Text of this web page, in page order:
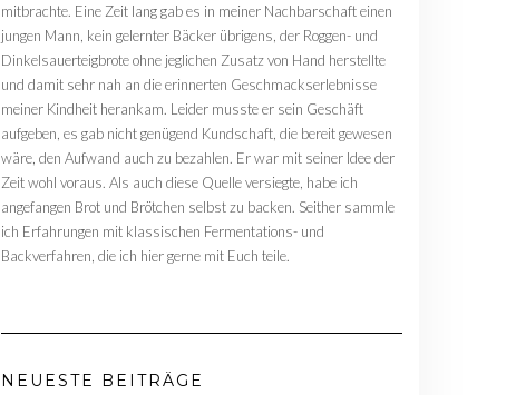
mitbrachte. Eine Zeit lang gab es in meiner Nachbarschaft einen
jungen Mann, kein gelernter Bäcker übrigens, der Roggen- und
Dinkelsauerteigbrote ohne jeglichen Zusatz von Hand herstellte
und damit sehr nah an die erinnerten Geschmackserlebnisse
meiner Kindheit herankam. Leider musste er sein Geschäft
aufgeben, es gab nicht genügend Kundschaft, die bereit gewesen
wäre, den Aufwand auch zu bezahlen. Er war mit seiner Idee der
Zeit wohl voraus. Als auch diese Quelle versiegte, habe ich
angefangen Brot und Brötchen selbst zu backen. Seither sammle
ich Erfahrungen mit klassischen Fermentations- und
Backverfahren, die ich hier gerne mit Euch teile.
NEUESTE BEITRÄGE